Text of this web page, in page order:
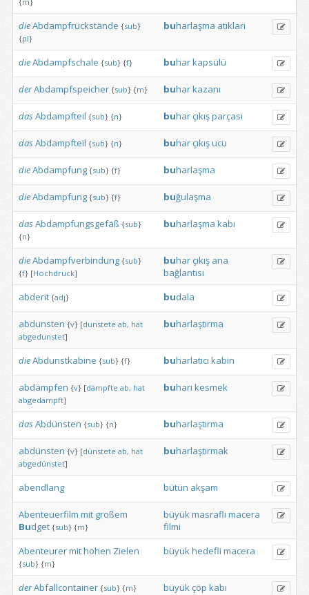
dieAbdampfrückstände {sub}
{pl}
buharlaşma atıkları
dieAbdampfschale {sub} {f} buharkapsülü
derAbdampfspeicher {sub} {m} buharkazanı
dasAbdampfteil {sub} {n} buhar çıkışparçası
dasAbdampfteil {sub} {n} buhar çıkışucu
dieAbdampfung {sub} {f} buharlaşma
dieAbdampfung {sub} {f} buğulaşma
dasAbdampfungsgefäß {sub}
{n}
buharlaşma kabı
dieAbdampfverbindung {sub}
{f} [Hochdruck]
buhar çıkış ana
bağlantısı
abderit {adj} budala
abdunsten {v} [dunstete ab, hat
abgedunstet]
buharlaştırma
dieAbdunstkabine {sub} {f} buharlatıcı kabin
abdämpfen {v} [dämpfte ab, hat
abgedämpft]
buharı kesmek
dasAbdünsten {sub} {n} buharlaştırma
abdünsten {v} [dünstete ab, hat
abgedünstet]
buharlaştırmak
abendlang bütün akşam
Abenteuerfilm mit großem
Budget {sub} {m}
büyükmasraflı macera
filmi
Abenteurermithohen Zielen
{sub} {m}
büyükhedefli macera
derAbfallcontainer {sub} {m} büyük çöp kabı